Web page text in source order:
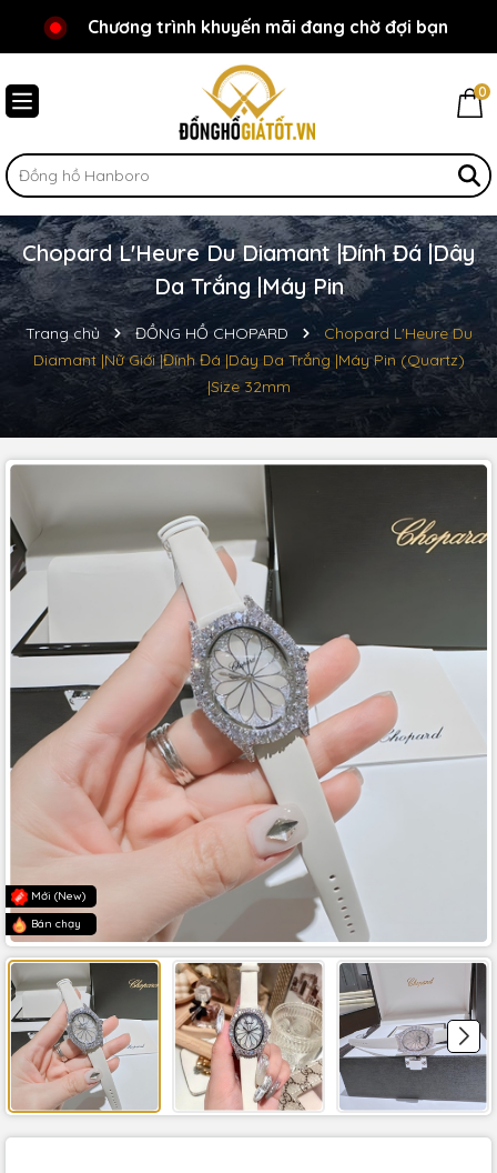
Chào mừng bạn đến với Đồnghồgiátốt.vn!
Chương trình khuyến mãi đang chờ đợi bạn
0
Chopard L'Heure Du Diamant |Đính Đá |Dây
Da Trắng |Máy Pin
Trang chủ ĐỒNG HỒ CHOPARD
Chopard L'Heure Du
Diamant |Nữ Giới |Đính Đá |Dây Da Trắng |Máy Pin (Quartz)
|Size 32mm
Mới (New)
Bán chạy